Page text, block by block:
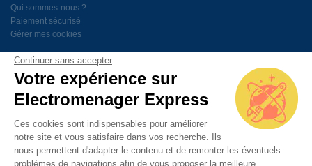
Continuer sans accepter
Votre expérience sur
Electromenager Express
Ces cookies sont indispensables pour améliorer
notre site et vous satisfaire dans vos recherche. Ils
nous permettent d'adapter le contenu et de remonter les éventuels
problèmes de navigations afin de vous proposer la meilleure
Qui sommes-nous ?
Paiement sécurisé
Gérer mes cookies
BESOIN D'AIDE ?
PAIEMENT SÉCURISÉ